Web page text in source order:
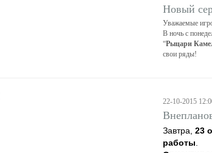
Новый
Уважаемые
В ночь с
“Рыцари
свои ряды!
22-10-2015
Завтра, 23
работы